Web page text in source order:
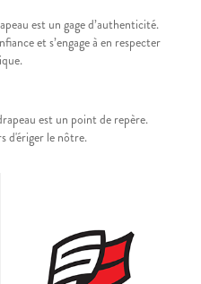
est un gage d’authenticité.
et s’engage à en respecter
est un point de repère.
d'ériger le nôtre.